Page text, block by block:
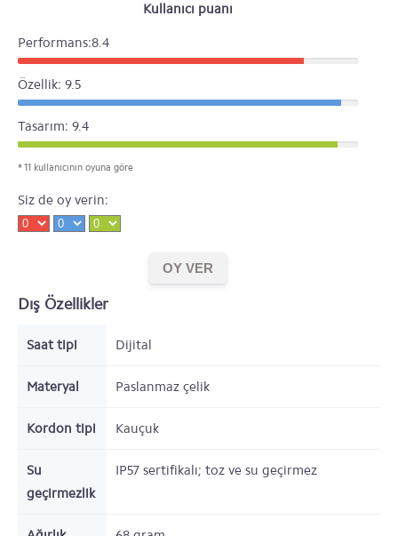
Kullanıcı puanı
Performans:8.4
Özellik: 9.5
Tasarım: 9.4
* 11 kullanıcının oyuna göre
Siz de oy verin:
Dış Özellikler
Saat tipi Dijital
Materyal Paslanmaz çelik
Kordon tipi Kauçuk
Su
geçirmezlik
IP57 sertifikalı; toz ve su geçirmez